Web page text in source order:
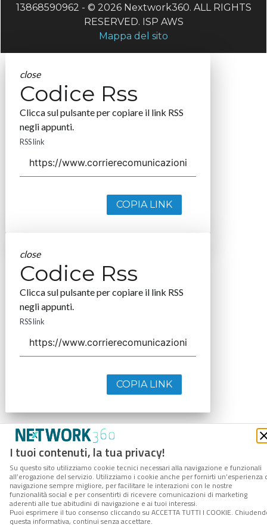
I tuoi contenuti, la tua privacy!
Su questo sito utilizziamo cookie tecnici necessari alla navigazione e funzionali
all’erogazione del servizio. Utilizziamo i cookie anche per fornirti un’esperienza
navigazione sempre migliore, per facilitare le interazioni con le nostre
funzionalità social e per consentirti di ricevere comunicazioni di marketing
aderenti alle tue abitudini di navigazione e ai tuoi interessi.
Puoi esprimere il tuo consenso cliccando su ACCETTA TUTTI I COOKIE.
questa informativa, continui senza accettare.
13868590962 - © 2026 Nextwork360. ALL RIGHTS
RESERVED. ISP AWS
Mappa del sito
close
Codice Rss
Clicca sul pulsante per copiare il link RSS
negli appunti.
RSS link
COPIA LINK
close
Codice Rss
Clicca sul pulsante per copiare il link RSS
negli appunti.
RSS link
COPIA LINK